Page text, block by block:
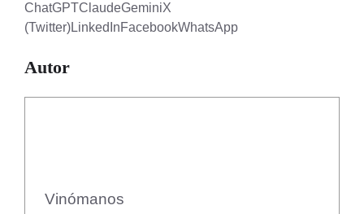
ChatGPTClaudeGeminiX
(Twitter)LinkedInFacebookWhatsApp
Autor
Vinómanos